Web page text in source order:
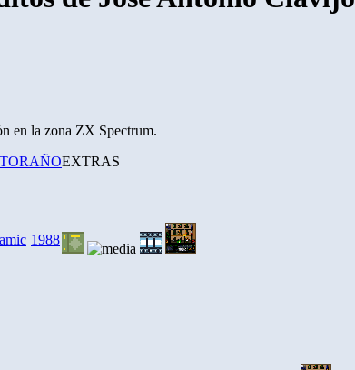
en la zona ZX Spectrum.
AÑOEXTRAS
1988